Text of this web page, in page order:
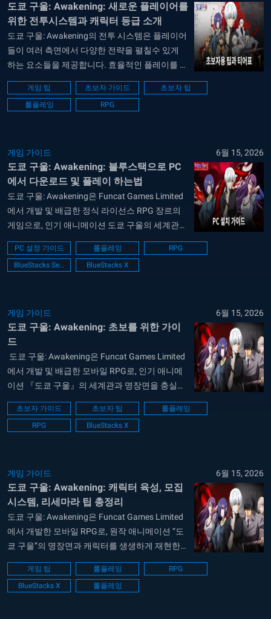
도쿄 구울: Awakening: 새로운 플레이어를
위한 전투시스템과 캐릭터 등급 소개
도쿄 구울: Awakening의 전투 시스템은 플레이어
들이 여러 측면에서 다양한 전략을 펼칠수 있게
하는 요소들을 제공합니다. 효율적인 플레이를 위
한 중요한 팁들을 자세히 안내 드리겠습니다. 턴
제도를 기반으로한 전투 게임의 전투는 턴 제도를
기반으로 진행됩니다. 각 턴에서 플레이어는 주어
으로...
게임 팁 초보자 가이드
초보자 팁
롤플레잉
RPG
게임 가이드 6월 15, 2026
도쿄 구울: Awakening: 블루스택으로 PC
에서 다운로드 및 플레이 하는법
도쿄 구울: Awakening은 Funcat Games Limited
에서 개발 및 배급한 정식 라이선스 RPG 장르의
게임으로, 인기 애니메이션 도쿄 구울의 세계관을
충실히 재현한 모바일 게임입니다. 플레이어는 카
네키 켄, 토우카 키리시마 등 30명 이상의 캐릭터
를 수집하고 자신만의 최강 팀을 구성해 전략적인
며, 스토리...
PC 설정 가이드 롤플레잉
RPG
BlueStacks Setup
BlueStacks X
게임 가이드 6월 15, 2026
도쿄 구울: Awakening: 초보를 위한 가이
드
도쿄 구울: Awakening은 Funcat Games Limited
에서 개발 및 배급한 모바일 RPG로, 인기 애니메
이션 『도쿄 구울』의 세계관과 명장면을 충실하
게 재현한 작품입니다. 이 게임을 통해 플레이어
는 카네키 켄, 토우카 키리시마, 츠키야마 슈 등 30
명 이상의 캐릭터를 수집하고 팀을 구성해, 다양
가...
초보자 가이드 초보자 팁
롤플레잉
RPG
BlueStacks X
게임 가이드 6월 15, 2026
도쿄 구울: Awakening: 캐릭터 육성, 모집
시스템, 리세마라 팁 총정리
도쿄 구울: Awakening은 Funcat Games Limited
에서 개발한 모바일 RPG로, 원작 애니메이션 “도
쿄 구울”의 명장면과 캐릭터를 생생하게 재현한
게임입니다. 플레이어는 다양한 캐릭터와 전략적
인 전투 시스템을 통해 스토리 모드, PVP, 던전 콘
텐츠를 즐길 수 있습니다. 이번 팁과 트릭 가이드
게임 팁 롤플레잉
RPG
BlueStacks X
롤플레잉